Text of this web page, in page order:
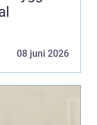
08 juni 2026